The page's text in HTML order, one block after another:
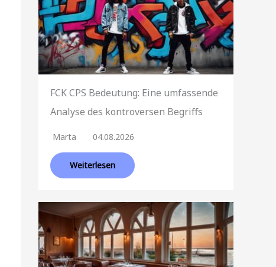
FCK CPS Bedeutung: Eine umfassende
Analyse des kontroversen Begriffs
Marta 04.08.2026
Weiterlesen